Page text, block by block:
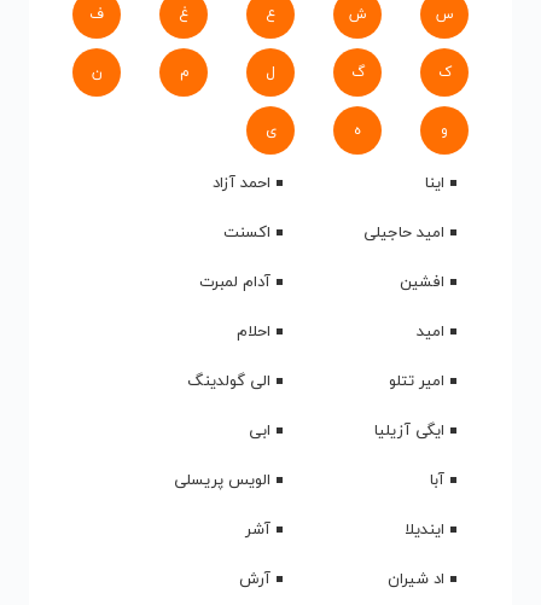
س ش ع غ ف
ک گ ل م ن
و ه ی
اینا
احمد آزاد
امید حاجیلی
اکسنت
افشین
آدام لمبرت
امید
احلام
امیر تتلو
الی گولدینگ
ایگی آزیلیا
ابی
آبا
الویس پریسلی
ایندیلا
آشر
اد شیران
آرش